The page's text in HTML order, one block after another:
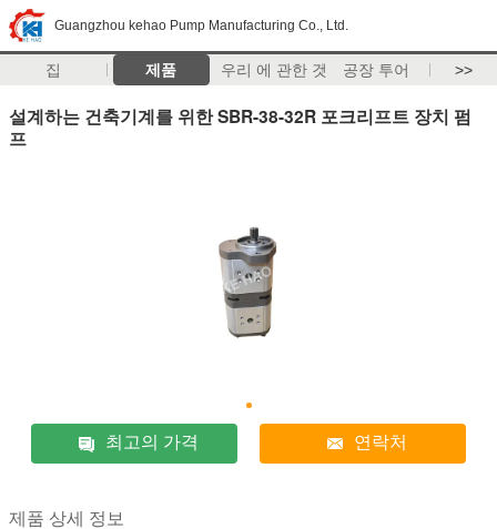
Guangzhou kehao Pump Manufacturing Co., Ltd.
집 제품 우리 에 관한 것 공장 투어 >>
설계하는 건축기계를 위한 SBR-38-32R 포크리프트 장치 펌
프
최고의 가격 연락처
제품 상세 정보